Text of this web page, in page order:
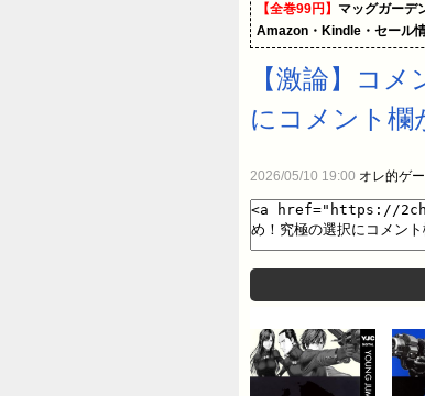
【全巻99円】 マッグガーデ
Amazon・Kindle・セール
【激論】コ
にコメント欄
2026/05/10 19:00 オレ的ゲ